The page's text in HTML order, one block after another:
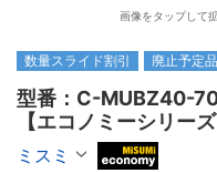
画像をタップして
数量スライド割引 廃止予定
型番：C-MUBZ40-
【エコノミーシリー
トレートタイプ 内径
ミスミ